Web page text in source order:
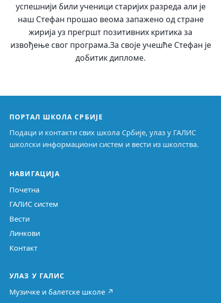
успешнији били ученици старијих разреда али је
наш Стефан прошао веома запажено од стране
жирија уз прегршт позитивних критика за
извођење свог програма.За своје учешће Стефан је
добитик дипломе.
ПОРТАЛ ШКОЛА СРБИЈЕ
Подаци и контакти свих школа Србије, улаз у ГАЛИС
школски информациони систем и вести из школства.
НАВИГАЦИЈА
Почетна
ГАЛИС систем
Вести
Линкови
Контакт
УЛАЗ У ГАЛИС
Музичке и балетске школе ↗